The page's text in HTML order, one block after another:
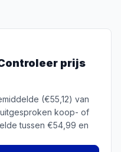
prijs
(€55,12) van
koop- of
tussen €54,99 en